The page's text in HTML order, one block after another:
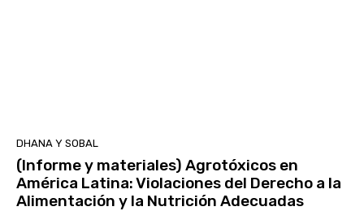
DHANA Y SOBAL
(Informe y materiales) Agrotóxicos en
América Latina: Violaciones del Derecho a la
Alimentación y la Nutrición Adecuadas